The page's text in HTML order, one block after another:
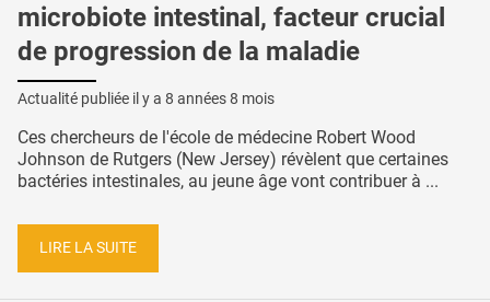
microbiote intestinal, facteur crucial
de progression de la maladie
Actualité publiée il y a 8 années 8 mois
Ces chercheurs de l'école de médecine Robert Wood
Johnson de Rutgers (New Jersey) révèlent que certaines
bactéries intestinales, au jeune âge vont contribuer à ...
LIRE LA SUITE